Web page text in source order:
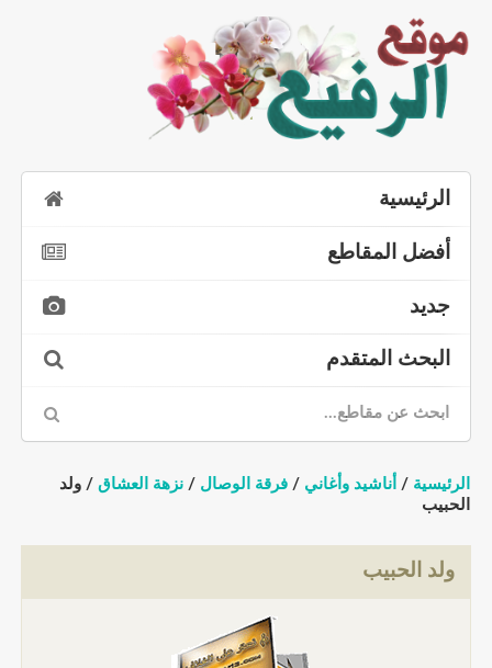
الرئيسية
أفضل المقاطع
جديد
البحث المتقدم
الرئيسية / أناشيد وأغاني / فرقة الوصال / نزهة العشاق / ولد
الحبيب
ولد الحبيب